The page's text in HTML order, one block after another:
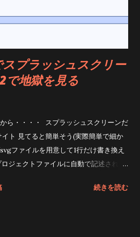
<MauiAsset
LogicalName="%
/> These files will
and will be accessible using
LoadMauiAsset() { using var
プラッシュスクリー
地獄を見る
ら・・・・ スプラッシュスクリーンだ
ト 見てると簡単そう(実際簡単で細か
ファイルを用意して1行だけ書き換え
ジェクトファイルに自動で記述される
ど・・・・ そして自作のsvgファイル
続きを読む